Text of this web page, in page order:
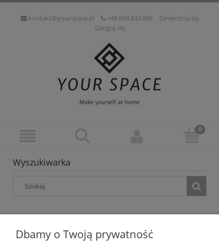
kontakt@yourspace.pl +48 668 833 068
Zarejestruj się
Zaloguj się
Wyszukiwarka
Ten produkt jest niedostępny.
Dbamy o Twoją prywatność